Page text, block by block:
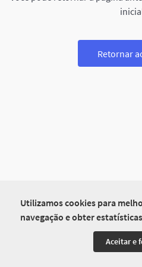
Utilizamos cookies para
navegação e obter
Aceitar e
Retornar